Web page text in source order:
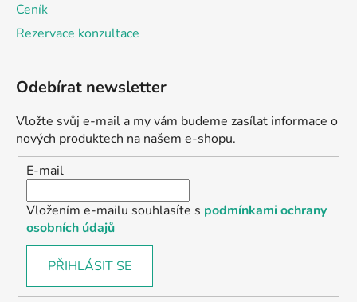
Ceník
Rezervace konzultace
Odebírat newsletter
Vložte svůj e-mail a my vám budeme zasílat informace o
nových produktech na našem e-shopu.
E-mail
Vložením e-mailu souhlasíte s podmínkami ochrany
osobních údajů
PŘIHLÁSIT SE